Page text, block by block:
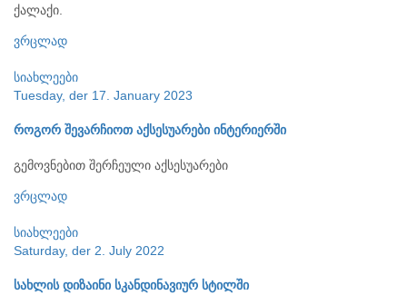
ქალაქი.
ვრცლად
სიახლეები
Tuesday, der 17. January 2023
როგორ შევარჩიოთ აქსესუარები ინტერიერში
გემოვნებით შერჩეული აქსესუარები
ვრცლად
სიახლეები
Saturday, der 2. July 2022
სახლის დიზაინი სკანდინავიურ სტილში